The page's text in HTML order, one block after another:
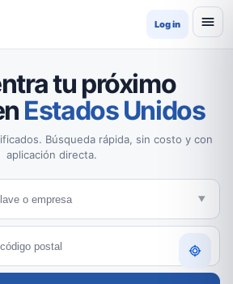
Log in
tu próximo
Estados Unidos
Búsqueda rápida, sin costo y con
aplicación directa.